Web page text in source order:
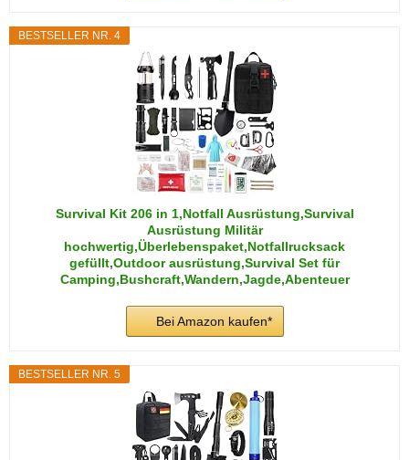
BESTSELLER NR. 4
Survival Kit 206 in 1,Notfall Ausrüstung,Survival
Ausrüstung Militär
hochwertig,Überlebenspaket,Notfallrucksack
gefüllt,Outdoor ausrüstung,Survival Set für
Camping,Bushcraft,Wandern,Jagde,Abenteuer
Bei Amazon kaufen*
BESTSELLER NR. 5